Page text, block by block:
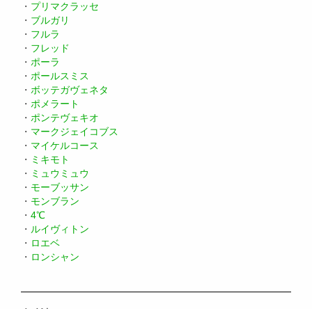
・ プリマクラッセ
・ ブルガリ
・ フルラ
・ フレッド
・ ポーラ
・ ポールスミス
・ ボッテガヴェネタ
・ ポメラート
・ ポンテヴェキオ
・ マークジェイコブス
・ マイケルコース
・ ミキモト
・ ミュウミュウ
・ モーブッサン
・ モンブラン
・ 4℃
・ ルイヴィトン
・ ロエベ
・ ロンシャン